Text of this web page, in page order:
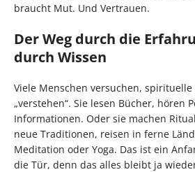
braucht Mut. Und Vertrauen.
Der Weg durch die
durch Wissen
Viele Menschen versuchen, spirituelle
„verstehen“. Sie lesen Bücher, hören
Informationen. Oder sie machen
neue Traditionen, reisen in ferne
Meditation oder Yoga. Das ist ein
die Tür, denn das alles bleibt ja